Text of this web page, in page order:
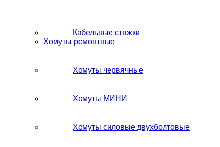
Кабельные стяжки
Хомуты ремонтные
Хомуты червячные
Хомуты МИНИ
Хомуты силовые двухболтовые